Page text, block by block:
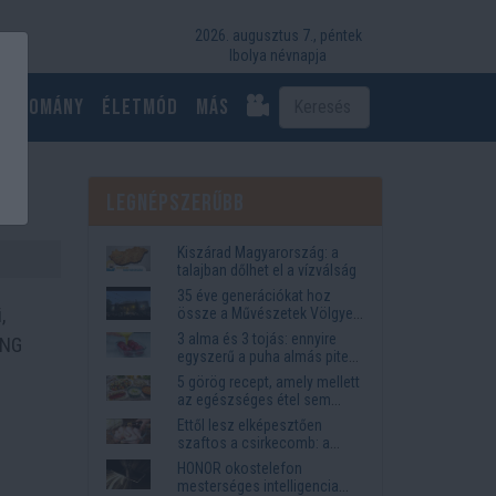
2026. augusztus 7., péntek
Ibolya névnapja
Tudomány Életmód más
Kiszárad Magyarország: a
talajban dőlhet el a vízválság
35 éve generációkat hoz
össze a Művészetek Völgye
– megvan a 2027-es időpont
és a bérletár
3 alma és 3 tojás: ennyire
egyszerű a puha almás pite
titka
5 görög recept, amely mellett
az egészséges étel sem
tűnik lemondásnak
Ettől lesz elképesztően
szaftos a csirkecomb: a
sörös pác a titok
HONOR okostelefon
mesterséges intelligencia